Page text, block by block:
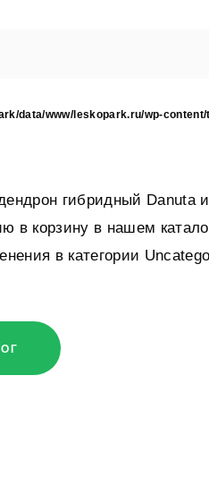
data/www/leskopark.ru/wp-
гибридный Danuta
в корзину в нашем
в категории